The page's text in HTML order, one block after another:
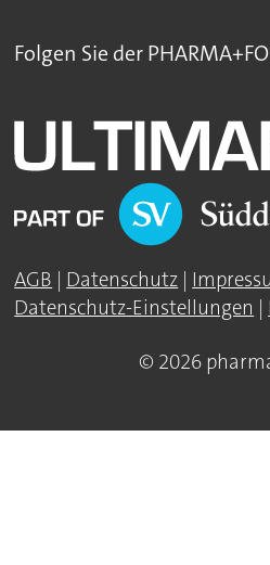
Folgen Sie der
AGB Datenschutz
Datenschutz-Einstellungen
© 2026